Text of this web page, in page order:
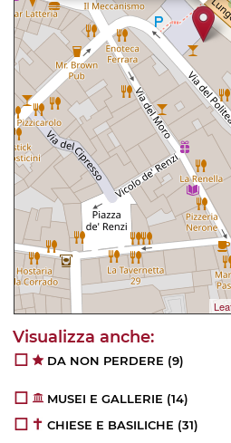
DA NON PERDERE (9)
MUSEI E GALLERIE (14)
CHIESE E BASILICHE (31)